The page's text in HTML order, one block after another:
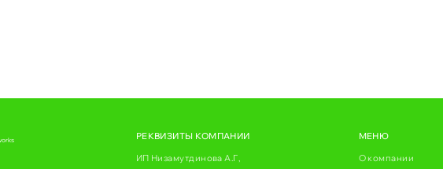
РЕКВИЗИТЫ КОМПАНИИ
ИП Низамутдинова А.Г,
МЕНЮ
О компании